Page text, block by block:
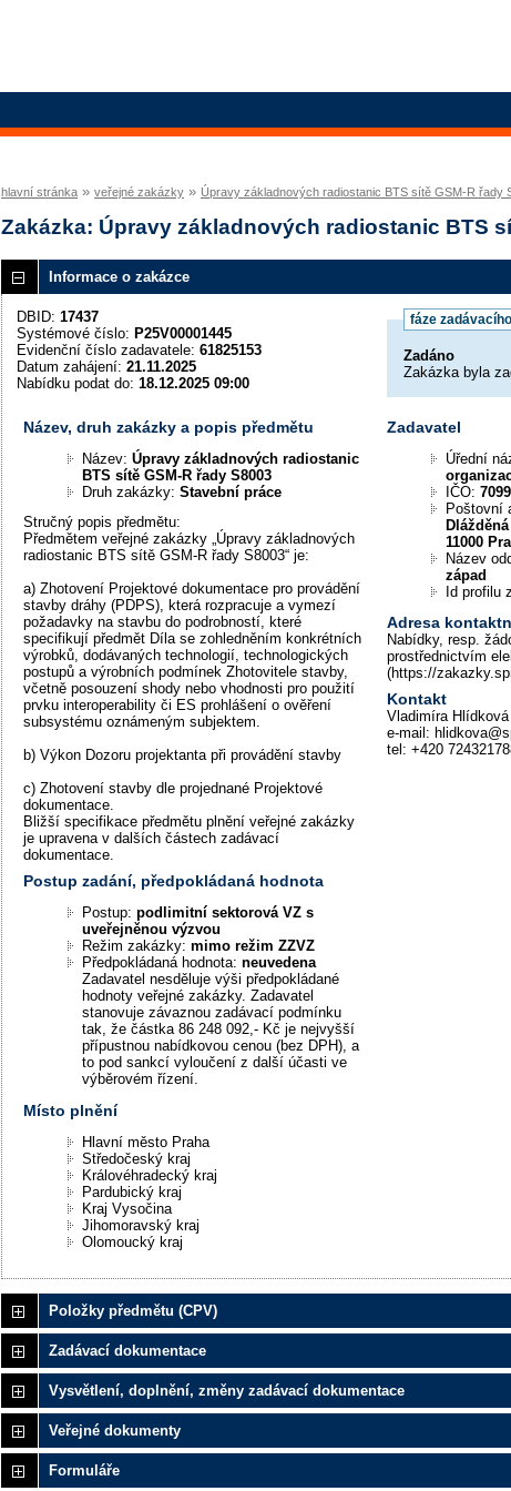
hlavní stránka » veřejné zakázky » Úpravy základnových radiostanic BTS sítě GSM-R řady
Zakázka: Úpravy základnových radiostanic BTS
Informace o zakázce
fáze
Zadáno
Zakázka byla
DBID: 17437
Systémové číslo: P25V00001445
Evidenční číslo zadavatele: 61825153
Datum zahájení: 21.11.2025
Nabídku podat do: 18.12.2025 09:00
Název, druh zakázky a popis předmětu
Název:Úpravy základnových radiostanic
BTS sítě GSM-R řady S8003
Druh zakázky:Stavební práce
Stručný popis předmětu:
Předmětem veřejné zakázky „Úpravy základnových
radiostanic BTS sítě GSM-R řady S8003“ je:
a) Zhotovení Projektové dokumentace pro provádění
stavby dráhy (PDPS), která rozpracuje a vymezí
požadavky na stavbu do podrobností, které
specifikují předmět Díla se zohledněním konkrétních
výrobků, dodávaných technologií, technologických
postupů a výrobních podmínek Zhotovitele stavby,
včetně posouzení shody nebo vhodnosti pro použití
prvku interoperability či ES prohlášení o ověření
subsystému oznámeným subjektem.
b) Výkon Dozoru projektanta při provádění stavby
c) Zhotovení stavby dle projednané Projektové
dokumentace.
Bližší specifikace předmětu plnění veřejné zakázky
je upravena v dalších částech zadávací
dokumentace.
Postup zadání, předpokládaná hodnota
Postup:podlimitní sektorová VZ s
uveřejněnou výzvou
Režim zakázky:mimo režim ZZVZ
Předpokládaná hodnota:neuvedena
Zadavatel nesděluje výši předpokládané
hodnoty veřejné zakázky. Zadavatel
stanovuje závaznou zadávací podmínku
tak, že částka 86 248 092,- Kč je nejvyšší
přípustnou nabídkovou cenou (bez DPH), a
to pod sankcí vyloučení z další účasti ve
výběrovém řízení.
Místo plnění
Hlavní město Praha
Středočeský kraj
Královéhradecký kraj
Pardubický kraj
Kraj Vysočina
Jihomoravský kraj
Olomoucký kraj
Zadavatel
Úřední
IČO:
Poštovní
11000
Název
západ
Id profilu
Adresa
Nabídky, resp.
prostřednictvím
(https://
Kontakt
Vladimíra Hlídková
e-mail:
tel: +420
Položky předmětu (CPV)
Zadávací dokumentace
Vysvětlení, doplnění, změny zadávací dokumentace
Veřejné dokumenty
Formuláře